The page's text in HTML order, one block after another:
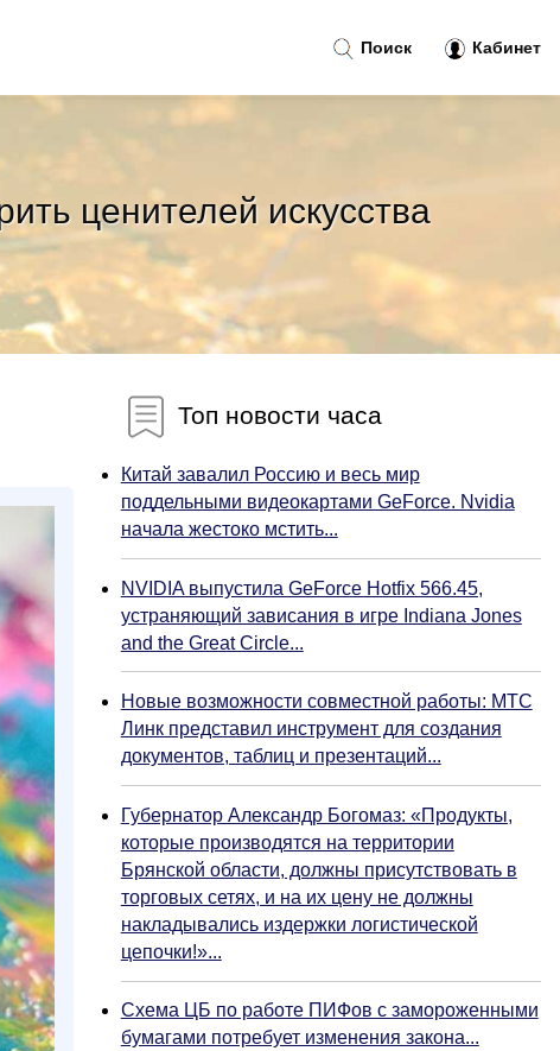
ценителей искусства
Топ новости часа
Китай завалил Россию и весь мир
поддельными видеокартами GeForce. Nvidia
начала жестоко мстить...
NVIDIA выпустила GeForce Hotfix 566.45,
устраняющий зависания в игре Indiana Jones
and the Great Circle...
Новые возможности совместной работы: МТС
Линк представил инструмент для создания
документов, таблиц и презентаций...
Губернатор Александр Богомаз: «Продукты,
которые производятся на территории
Брянской области, должны присутствовать в
торговых сетях, и на их цену не должны
накладывались издержки логистической
цепочки!»...
Схема ЦБ по работе ПИФов с замороженными
бумагами потребует изменения закона...
Поиск Кабинет